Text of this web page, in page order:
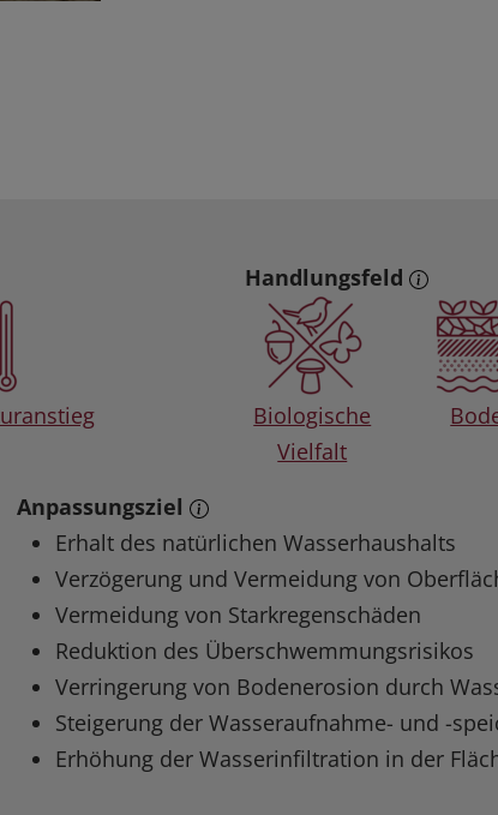
Handlungsfeld
Biologische
Vielfalt
Anpassungsziel
Erhalt des natürlichen Wasserhaushalts
Verzögerung und Vermeidung von
Vermeidung von Starkregenschäden
Reduktion des Überschwemmungsrisikos
Verringerung von Bodenerosion durch
Steigerung der Wasseraufnahme- und -
Erhöhung der Wasserinfiltration in der